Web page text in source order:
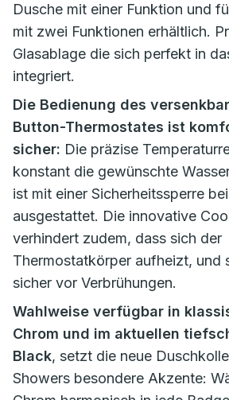
Dusche mit einer Funktion und
mit zwei Funktionen erhältlich.
Glasablage die sich perfekt in
integriert.
Die Bedienung des
Button-Thermostates ist
sicher: Die präzise
konstant die gewünschte
ist mit einer Sicherheitssperre
ausgestattet. Die innovative
verhindert zudem, dass sich der
Thermostatkörper aufheizt, und
sicher vor Verbrühungen.
Wahlweise verfügbar in
Chrom und im aktuellen
Black, setzt die neue
Showers besondere Akzente: